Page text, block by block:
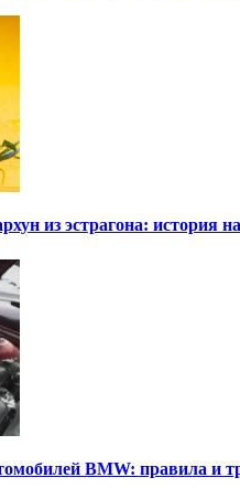
из эстрагона: история
BMW: правила и